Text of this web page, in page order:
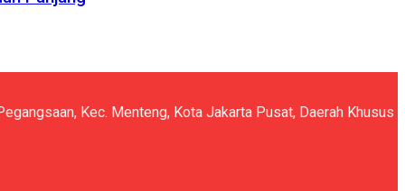
Kec. Menteng, Kota Jakarta Pusat, Daerah Khusus